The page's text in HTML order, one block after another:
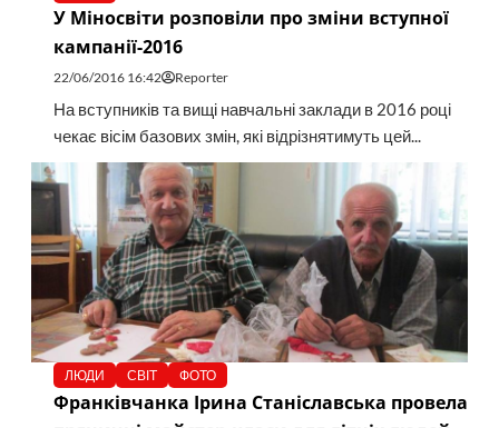
У Міносвіти розповіли про зміни вступної
кампанії-2016
22/06/2016 16:42 Reporter
На вступників та вищі навчальні заклади в 2016 році
чекає вісім базових змін, які відрізнятимуть цей...
ЛЮДИ СВІТ ФОТО
Франківчанка Ірина Станіславська провела